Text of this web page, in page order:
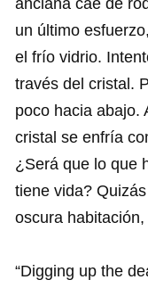
anciana cae de
un último
el frío vidrio.
través del cristal.
poco hacia abajo.
cristal se enfría
¿Será que lo que
tiene vida?
oscura
“Digging up the